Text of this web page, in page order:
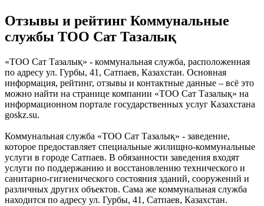
Отзывы и рейтинг Коммунальные
службы ТОО Сат Тазалық
«ТОО Сат Тазалық» - коммунальная служба, расположенная
по адресу ул. Гурбы, 41, Сатпаев, Казахстан. Основная
информация, рейтинг, отзывы и контактные данные – всё это
можно найти на странице компании «ТОО Сат Тазалық» на
информационном портале государственных услуг Казахстана
goskz.su.
Коммунальная служба «ТОО Сат Тазалық» - заведение,
которое предоставляет специальные жилищно-коммунальные
услуги в городе Сатпаев. В обязанности заведения входят
услуги по поддержанию и восстановлению технического и
санитарно-гигиенического состояния зданий, сооружений и
различных других объектов. Сама же коммунальная служба
находится по адресу ул. Гурбы, 41, Сатпаев, Казахстан.